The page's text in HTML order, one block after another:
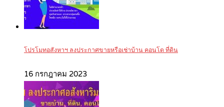
โปรโมทอสังหาฯ ลงประกาศขายหรือเช่าบ้าน คอนโด ที่ดิน
16 กรกฎาคม 2023